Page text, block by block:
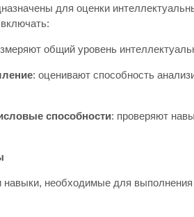
для оценки
общий уровень
: оценивают способность
способности: проверяют
навыки, необходимые для выполнения